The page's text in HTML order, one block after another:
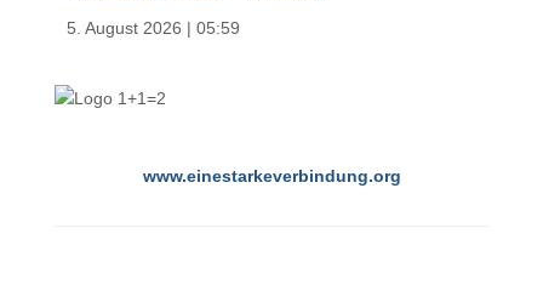
5. August 2026 | 05:59
www.einestarkeverbindung.org